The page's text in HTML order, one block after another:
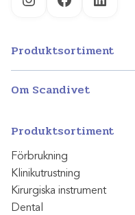
InstagramFacebook
Produktsortiment
Om Scandivet
Produktsortiment
Förbrukning
Klinikutrustning
Kirurgiska instrument
Dental